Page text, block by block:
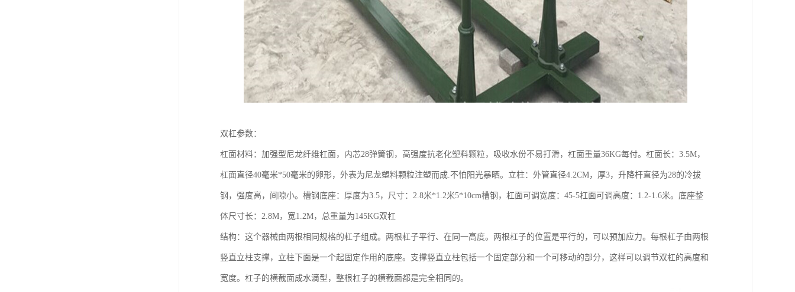
双杠参数：
杠面材料：加强型尼龙纤维杠面，内芯28弹簧钢，高强度抗老化塑料颗粒，吸收水份不易打滑，杠面重量36KG每付。杠面长：3.5M，
杠面直径40毫米*50毫米的卵形，外表为尼龙塑料颗粒注塑而成.不怕阳光暴晒。立柱：外管直径4.2CM，厚3，升降杆直径为28的冷拔
钢，强度高，间隙小。槽钢底座：厚度为3.5，尺寸：2.8米*1.2米5*10cm槽钢，杠面可调宽度：45-5杠面可调高度：1.2-1.6米。底座整
体尺寸长：2.8M，宽1.2M，总重量为145KG双杠
结构：这个器械由两根相同规格的杠子组成。两根杠子平行、在同一高度。两根杠子的位置是平行的，可以预加应力。每根杠子由两根
竖直立柱支撑，立柱下面是一个起固定作用的底座。支撑竖直立柱包括一个固定部分和一个可移动的部分，这样可以调节双杠的高度和
宽度。杠子的横截面成水滴型，整根杠子的横截面都是完全相同的。